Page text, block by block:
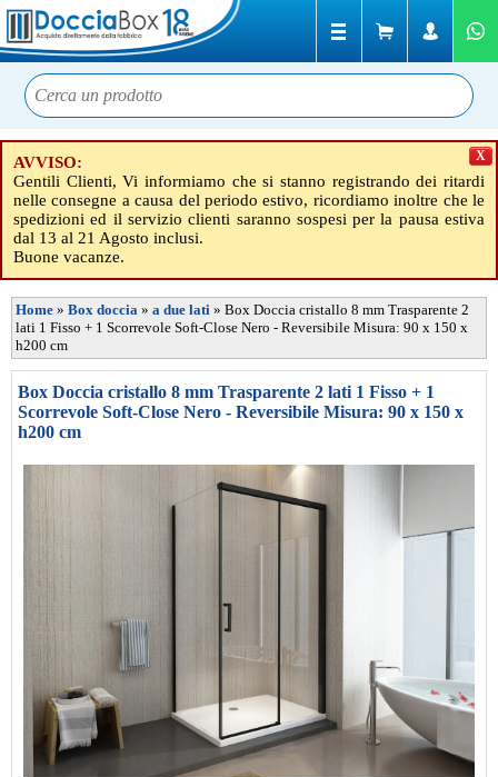
AVVISO:
Gentili Clienti, Vi informiamo che si stanno registrando dei ritardi
nelle consegne a causa del periodo estivo, ricordiamo inoltre che le
spedizioni ed il servizio clienti saranno sospesi per la pausa estiva
dal 13 al 21 Agosto inclusi.
Buone vacanze.
X
Home » Box doccia » a due lati » Box Doccia cristallo 8 mm Trasparente 2
lati 1 Fisso + 1 Scorrevole Soft-Close Nero - Reversibile Misura: 90 x 150 x
h200 cm
Box Doccia cristallo 8 mm Trasparente 2 lati 1 Fisso + 1
Scorrevole Soft-Close Nero - Reversibile Misura: 90 x 150 x
h200 cm